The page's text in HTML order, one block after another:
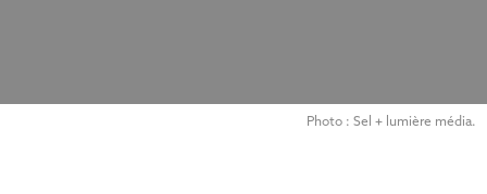
Photo : Sel + lumière média.